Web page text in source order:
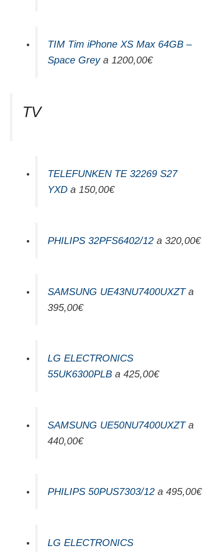
TIM Tim iPhone XS Max 64GB –
Space Greya 1200,00€
TV
TELEFUNKEN TE 32269 S27
YXD a 150,00€
PHILIPS 32PFS6402/12 a 320,00€
SAMSUNG UE43NU7400UXZTa
395,00€
LG ELECTRONICS
55UK6300PLB a 425,00€
SAMSUNG UE50NU7400UXZTa
440,00€
PHILIPS 50PUS7303/12 a 495,00€
LG ELECTRONICS